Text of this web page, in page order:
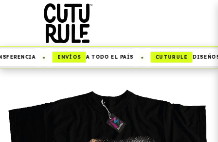
ENVÍOS A TODO EL PAÍS CUTURULE DISEÑOS